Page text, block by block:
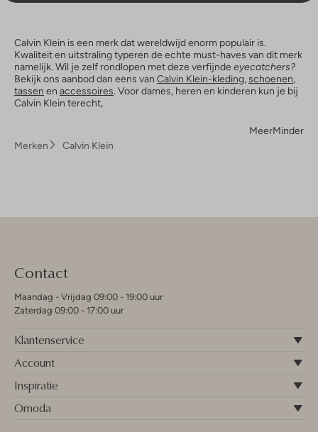
Calvin Klein is een merk dat wereldwijd enorm populair is.
Kwaliteit en uitstraling typeren de echte must-haves van dit merk
namelijk. Wil je zelf rondlopen met deze verfijnde eyecatchers?
Bekijk ons aanbod dan eens van Calvin Klein-kleding,schoenen,
tassen en accessoires. Voor dames, heren en kinderen kun je bij
Calvin Klein terecht,
MeerMinder
Merken
Calvin Klein
Contact
Maandag - Vrijdag 09:00 - 19:00 uur
Zaterdag 09:00 - 17:00 uur
Klantenservice
Account
Inspiratie
Omoda